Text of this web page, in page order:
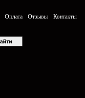
Оплата Отзывы
Контакты